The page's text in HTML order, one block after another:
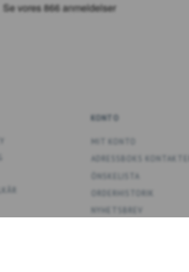
KONTO
MIT KONTO
ADRESSBOKS KONTAKTER